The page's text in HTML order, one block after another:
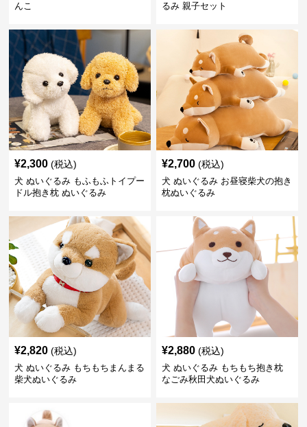
んこ
るみ 親子セット
¥2,300 (税込)
犬 ぬいぐるみ もふもふトイプー
ドル抱き枕 ぬいぐるみ
¥2,700 (税込)
犬 ぬいぐるみ お昼寝柴犬の抱き
枕ぬいぐるみ
¥2,820 (税込)
犬 ぬいぐるみ もちもちまんまる
柴犬ぬいぐるみ
¥2,880 (税込)
犬 ぬいぐるみ もちもち抱き枕
なごみ秋田犬ぬいぐるみ